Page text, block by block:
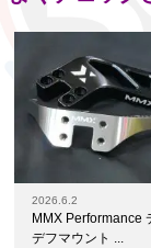
2026.6.2
MMX Performance
デフマウント ...